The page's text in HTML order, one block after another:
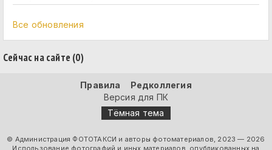
Все обновления
Сейчас на сайте (0)
Правила
Редколлегия
Версия для ПК
Тёмная тема
© Администрация ФОТОТАКСИ и авторы фотоматериалов, 2023 — 2026
Использование фотографий и иных материалов, опубликованных на